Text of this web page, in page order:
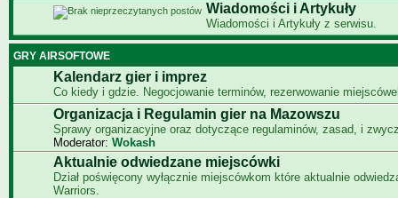
Wiadomości i Artykuły
Wiadomości i Artykuły z serwisu.
GRY AIRSOFTOWE
Kalendarz gier i imprez
Co kiedy i gdzie. Negocjowanie terminów, rezerwowanie
Organizacja i Regulamin gier na Mazowszu
Sprawy organizacyjne oraz dotyczące regulaminów, zasad, i
Moderator: Wokash
Aktualnie odwiedzane miejscówki
Dział poświęcony wyłącznie miejscówkom które aktualnie
Warriors.